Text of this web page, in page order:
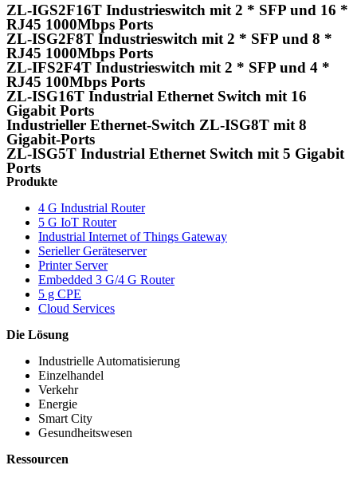
ZL-IGS2F16T Industrieswitch mit 2 * SFP und 16 *
RJ45 1000Mbps Ports
ZL-ISG2F8T Industrieswitch mit 2 * SFP und 8 *
RJ45 1000Mbps Ports
ZL-IFS2F4T Industrieswitch mit 2 * SFP und 4 *
RJ45 100Mbps Ports
ZL-ISG16T Industrial Ethernet Switch mit 16
Gigabit Ports
Industrieller Ethernet-Switch ZL-ISG8T mit 8
Gigabit-Ports
ZL-ISG5T Industrial Ethernet Switch mit 5 Gigabit
Ports
Produkte
4 G Industrial Router
5 G IoT Router
Industrial Internet of Things Gateway
Serieller Geräteserver
Printer Server
Embedded 3 G/4 G Router
5 g CPE
Cloud Services
Die Lösung
Industrielle Automatisierung
Einzelhandel
Verkehr
Energie
Smart City
Gesundheitswesen
Ressourcen